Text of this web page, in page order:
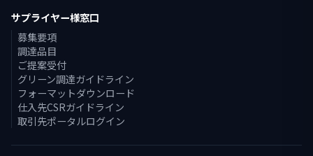
サプライヤー様窓口
募集要項
調達品目
ご提案受付
グリーン調達ガイドライン
フォーマットダウンロード
仕入先CSRガイドライン
取引先ポータルログイン